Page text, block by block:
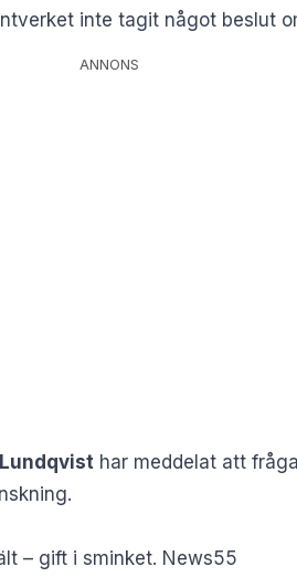
inte tagit något beslut
ANNONS
har meddelat att
– gift i sminket. News55